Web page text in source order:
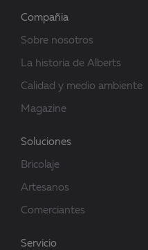
Compañia
Sobre nosotros
La historia de Alberts
Calidad y medio ambiente
Magazine
Soluciones
Bricolaje
Artesanos
Comerciantes
Servicio